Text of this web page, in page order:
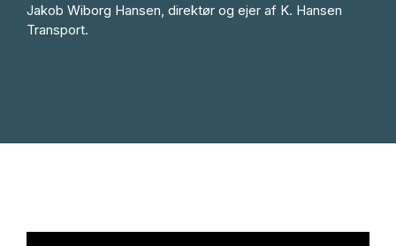
Jakob Wiborg Hansen, direktør og ejer af K. Hansen
Transport.